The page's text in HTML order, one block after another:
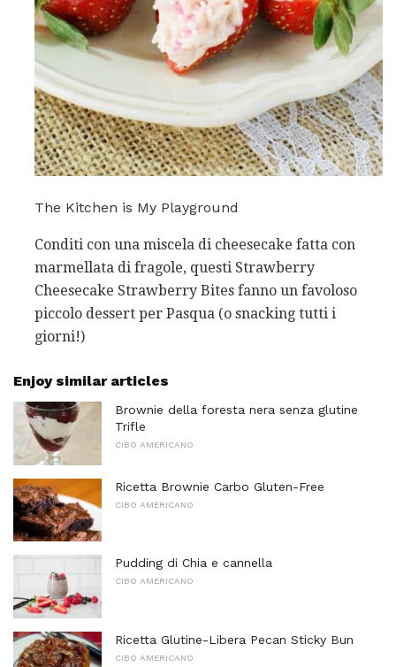
The Kitchen is My Playground
Conditi con una miscela di cheesecake fatta con
marmellata di fragole, questi Strawberry
Cheesecake Strawberry Bites fanno un favoloso
piccolo dessert per Pasqua (o snacking tutti i
giorni!)
Enjoy similar articles
Brownie della foresta nera senza glutine
Trifle
CIBO AMERICANO
Ricetta Brownie Carbo Gluten-Free
CIBO AMERICANO
Pudding di Chia e cannella
CIBO AMERICANO
Ricetta Glutine-Libera Pecan Sticky Bun
CIBO AMERICANO